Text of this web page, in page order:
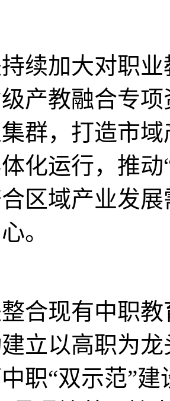
加大对职业
产教融合专
群，打造市
化运行，推
区域产业发
。
现有中职教
立以高职为
职“双示范”